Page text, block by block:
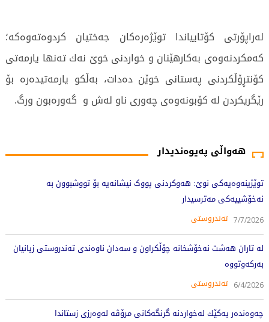
هەواڵی پەیوەندیدار
توێژینەوەیەکی نوێ: هەوکردنی پووک نیشانەیە بۆ تووشبوون بە
نەخۆشییەکی مەترسیدار
7/7/2026 تەندروستی
لە تاران هەشت نەخۆشخانە چۆڵکراون و سەدان ناوەندی تەندروستی زیانیان
بەرکەوتووە
6/4/2026 تەندروستی
چه‌وه‌نده‌ر یه‌كێك له‌خواردنه‌ گرنگه‌كانی مرۆڤه‌ له‌وه‌رزی زستاندا
لەراپۆرتی كۆتاییاندا توێژەرەكان جەختیان كردوەتەوەكە؛
کەمکردنەوەی بەكارهێنان و خواردنی خوێ نەك تەنها یارمەتی
کۆنتڕۆڵکردنی پەستانی خوێن دەدات، بەڵکو یارمەتیدەرە بۆ
رێگریكردن لە كۆبونەوەی چەوری ناو لەش و گەورەبون ورگ.